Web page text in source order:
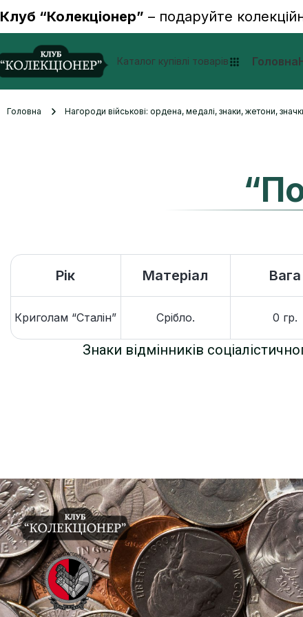
Клуб “Колекціонер” – подаруйте
Каталог купівлі товарів Головна
Головна Нагороди військові: ордена, медалі, знаки, жетони,
Рік Матеріал Вага
Криголам “Сталін” Срібло. 0 гр.
Знаки відмінників